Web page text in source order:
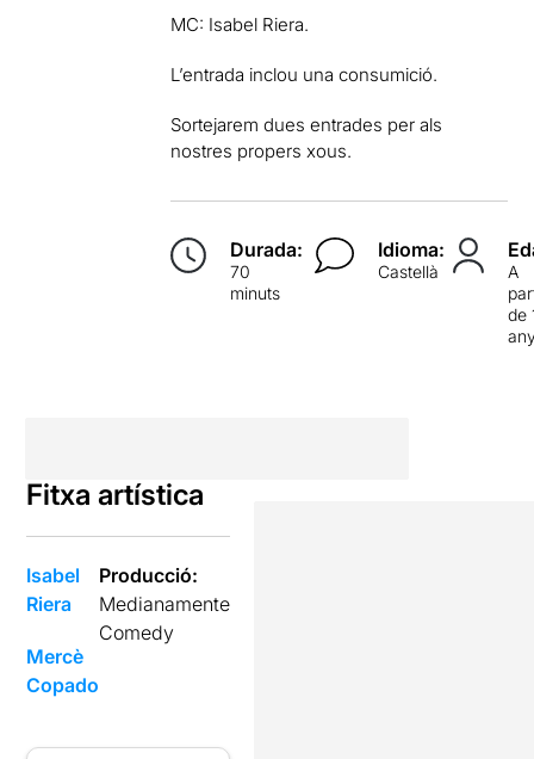
MC: Isabel Riera.
L’entrada inclou una consumició.
Sortejarem dues entrades per als
nostres propers xous.
Durada:
70
minuts
Idioma:
Castellà
A
de
Fitxa artística
Isabel
Riera
Mercè
Copado
Producció:
Medianamente
Comedy